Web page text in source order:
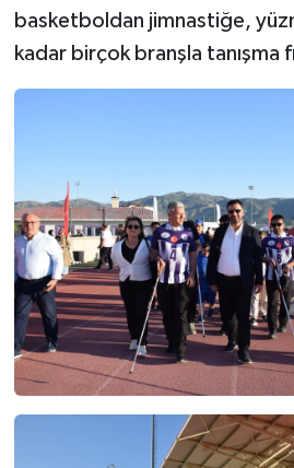
basketboldan jimnastiğe,
kadar birçok branşla tanışma